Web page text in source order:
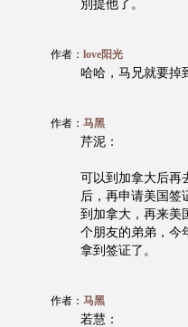
別提他了。
作者： love阳光
哈哈，马兄就要掉
作者： 马黑
芹泥：
可以到加拿大后再
后，再申请美国签
到加拿大，再来美
个朋友的弟弟，今
拿到签证了。
作者： 马黑
若慧：